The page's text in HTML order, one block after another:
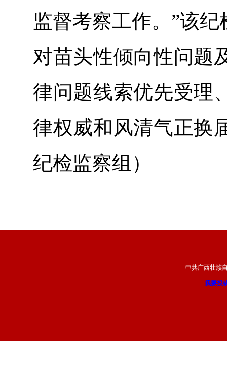
监督考察工作。”该
对苗头性倾向性问题
律问题线索优先受理
律权威和风清气正换
纪检监察组）
中共广西壮族
我要投